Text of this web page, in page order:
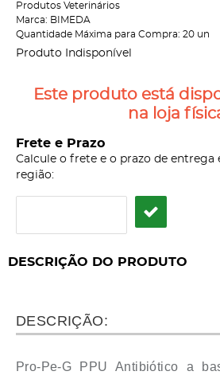
Produtos Veterinários
Marca: BIMEDA
Quantidade Máxima para Compra: 20 un
Produto Indisponível
Este produto está
na loja
Frete e Prazo
Calcule o frete e o prazo de entrega
região:
DESCRIÇÃO DO PRODUTO
DESCRIÇÃO:
Pro-Pe-G PPU Antibiótico a